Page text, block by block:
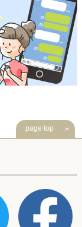
page top